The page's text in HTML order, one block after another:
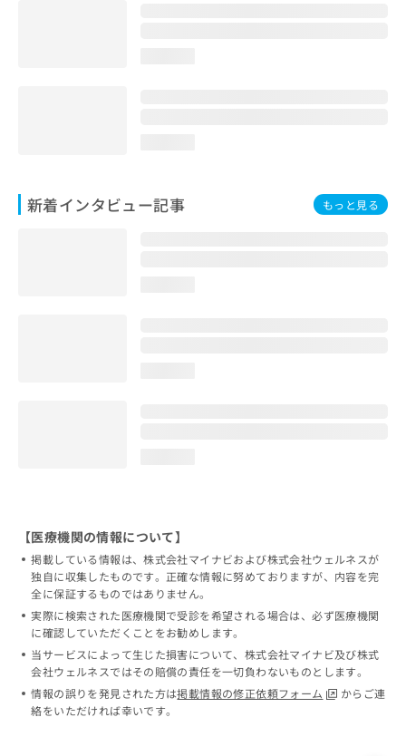
新着インタビュー記事 もっと見る
【医療機関の情報について】
掲載している情報は、株式会社マイナビおよび株式会社ウェルネスが
独自に収集したものです。正確な情報に努めておりますが、内容を完
全に保証するものではありません。
実際に検索された医療機関で受診を希望される場合は、必ず医療機関
に確認していただくことをお勧めします。
当サービスによって生じた損害について、株式会社マイナビ及び株式
会社ウェルネスではその賠償の責任を一切負わないものとします。
情報の誤りを発見された方は掲載情報の修正依頼フォーム
からご連
絡をいただければ幸いです。